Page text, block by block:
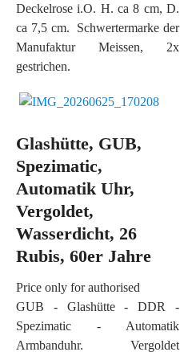
Deckelrose i.O. H. ca 8 cm, D.
ca 7,5 cm. Schwertermarke der
Manufaktur Meissen, 2x
gestrichen.
Glashütte, GUB,
Spezimatic,
Automatik Uhr,
Vergoldet,
Wasserdicht, 26
Rubis, 60er Jahre
Price only for authorised
GUB - Glashütte - DDR -
Spezimatic - Automatik
Armbanduhr. Vergoldet